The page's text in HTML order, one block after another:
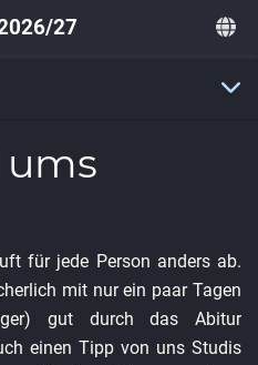
27
für jede Person anders ab.
mit nur ein paar Tagen
gut durch das Abitur
einen Tipp von uns Studis